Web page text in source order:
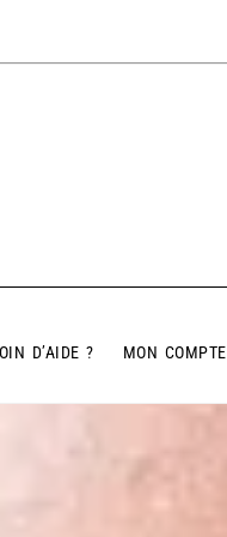
D’AIDE ? MON COMPTE